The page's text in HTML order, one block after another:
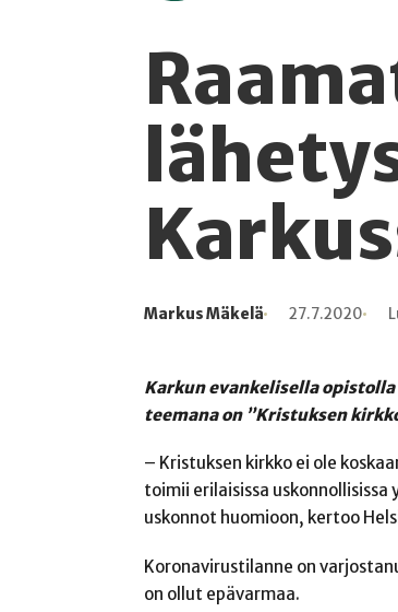
Kirjoittaja
Markus Mäkelä
Julkaistu 27.7.2020
Lukuaika
Lukukertoja
Karkun evankelisella
teemana on ”Kristuksen
– Kristuksen kirkko ei ole
toimii erilaisissa
uskonnot huomioon, kertoo
Koronavirustilanne on
on ollut epävarmaa.